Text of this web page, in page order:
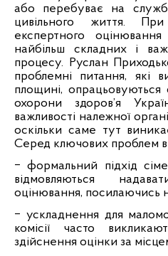
або перебуває на
цивільного життя.
експертного
найбільш складних і
процесу. Руслан
проблемні питання, які
площині, опрацьовуються
охорони здоров’я
важливості належної
оскільки саме тут
Серед ключових проблем
‒формальний підхід
відмовляються
оцінювання, посилаючись
‒ ускладнення для
комісії часто
здійснення оцінки за